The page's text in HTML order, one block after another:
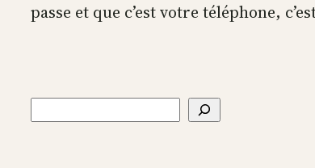
passe et que c’est votre téléphone,